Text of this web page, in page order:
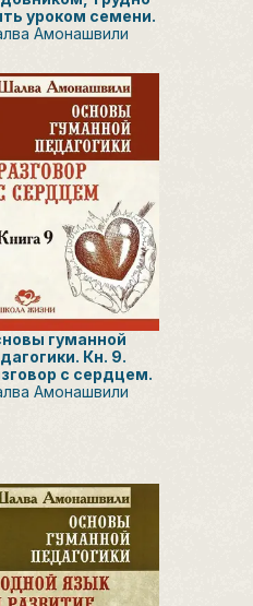
уроком семени.
Амонашвили
гуманной
Кн. 9.
с сердцем.
Амонашвили